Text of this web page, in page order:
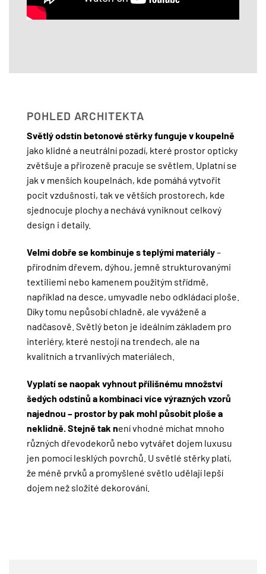
POHLED ARCHITEKTA
Světlý odstín betonové stěrky funguje v koupelně
jako klidné a neutrální pozadí, které prostor opticky
zvětšuje a přirozeně pracuje se světlem. Uplatní se
jak v menších koupelnách, kde pomáhá vytvořit
pocit vzdušnosti, tak ve větších prostorech, kde
sjednocuje plochy a nechává vyniknout celkový
design i detaily.
Velmi dobře se kombinuje s teplými materiály–
přírodním dřevem, dýhou, jemně strukturovanými
textiliemi nebo kamenem použitým střídmě,
například na desce, umyvadle nebo odkládací ploše.
Díky tomu nepůsobí chladně, ale vyváženě a
nadčasově. Světlý beton je ideálním základem pro
interiéry, které nestojí na trendech, ale na
kvalitních a trvanlivých materiálech.
Vyplatí se naopak vyhnout přílišnému množství
šedých odstínů a kombinaci více výrazných vzorů
najednou – prostor by pak mohl působit ploše a
neklidně. Stejně tak není vhodné míchat mnoho
různých dřevodekorů nebo vytvářet dojem luxusu
jen pomocí lesklých povrchů. U světlé stěrky platí,
že méně prvků a promyšlené světlo udělají lepší
dojem než složité dekorování.